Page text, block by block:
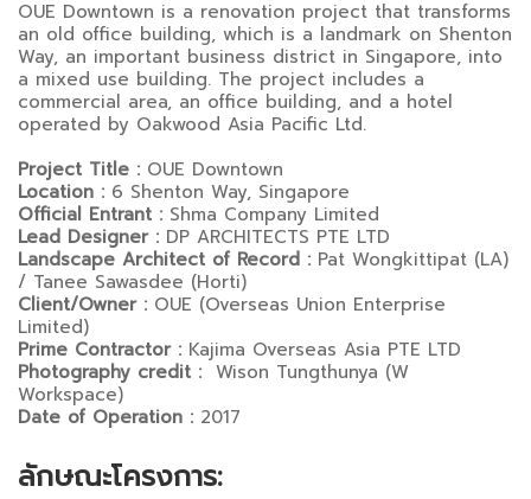
OUE Downtown is a renovation project that transforms
an old office building, which is a landmark on Shenton
Way, an important business district in Singapore, into
a mixed use building. The project includes a
commercial area, an office building, and a hotel
operated by Oakwood Asia Pacific Ltd.
Project Title : OUE Downtown
Location : 6 Shenton Way, Singapore
Official Entrant : Shma Company Limited
Lead Designer : DP ARCHITECTS PTE LTD
Landscape Architect of Record : Pat Wongkittipat (LA)
/ Tanee Sawasdee (Horti)
Client/Owner : OUE (Overseas Union Enterprise
Limited)
Prime Contractor : Kajima Overseas Asia PTE LTD
Photography credit : Wison Tungthunya (W
Workspace)
Date of Operation : 2017
ลักษณะโครงการ: